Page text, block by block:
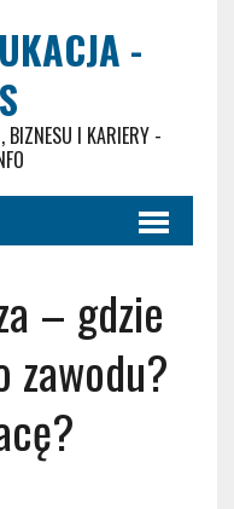
-
BIZNESU I KARIERY -
– gdzie
zawodu?